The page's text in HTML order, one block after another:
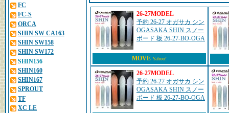
FC
FC-S
ORCA
SHIN SW CA163
SHIN SW158
SHIN SW172
SHIN156
SHIN160
SHIN167
SPROUT
TF
XC LE
26-27MODEL
予約 26-27 オガサカ シン
OGASAKA SHIN スノー
ボード 板 26-27-BO-OGA
MOVE Yahoo!
26-27MODEL
予約 26-27 オガサカ シン
OGASAKA SHIN スノー
ボード 板 26-27-BO-OGA